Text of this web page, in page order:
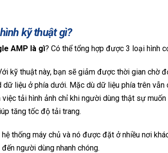
kỹ thuật gì?
AMP là gì? Có thể tổng hợp được 3 loại hình
kỹ thuật này, bạn sẽ giảm được thời gian chờ
liệu ở phía dưới. Mặc dù dữ liệu phía trên
tải hình ảnh chỉ khi người dùng thật sự muốn
tăng tốc độ tải trang.
thống máy chủ và nó được đặt ở nhiều nơi
người dùng nhanh chóng.